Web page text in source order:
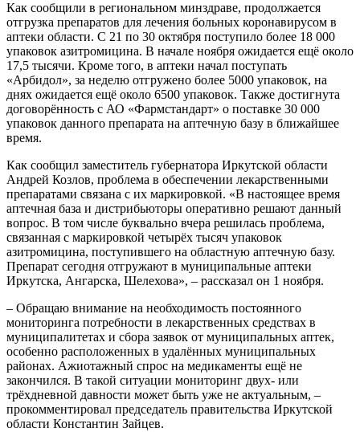
Как сообщили в региональном минздраве, продолжается
отгрузка препаратов для лечения больных коронавирусом в
аптеки области. С 21 по 30 октября поступило более 18 000
упаковок азитромицина. В начале ноября ожидается ещё около
17,5 тысячи. Кроме того, в аптеки начал поступать
«Арбидол», за неделю отгружено более 5000 упаковок, на
днях ожидается ещё около 6500 упаковок. Также достигнута
договорённость с АО «Фармстандарт» о поставке 30 000
упаковок данного препарата на аптечную базу в ближайшее
время.
Как сообщил заместитель губернатора Иркутской области
Андрей Козлов, проблема в обеспечении лекарственными
препаратами связана с их маркировкой. «В настоящее время
аптечная база и дистрибьюторы оперативно решают данный
вопрос. В том числе буквально вчера решилась проблема,
связанная с маркировкой четырёх тысяч упаковок
азитромицина, поступившего на областную аптечную базу.
Препарат сегодня отгружают в муниципальные аптеки
Иркутска, Ангарска, Шелехова», – рассказал он 1 ноября.
– Обращаю внимание на необходимость постоянного
мониторинга потребности в лекарственных средствах в
муниципалитетах и сбора заявок от муниципальных аптек,
особенно расположенных в удалённых муниципальных
районах. Ажиотажный спрос на медикаменты ещё не
закончился. В такой ситуации мониторинг двух- или
трёхдневной давности может быть уже не актуальным, –
прокомментировал председатель правительства Иркутской
области Константин Зайцев.